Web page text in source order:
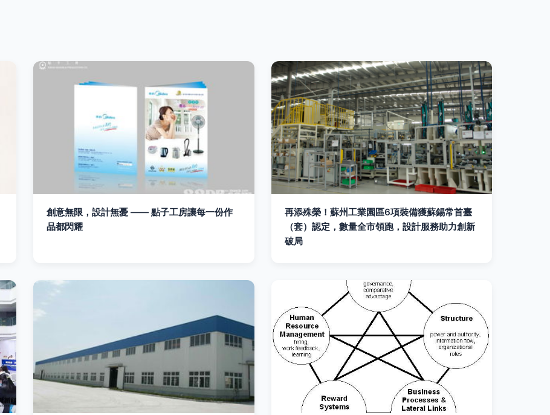
創意無限，設計無憂 —— 點子工房讓每一份作
品都閃耀
再添殊榮！蘇州工業園區6項裝備獲蘇錫常首臺
（套）認定，數量全市領跑，設計服務助力創新
破局